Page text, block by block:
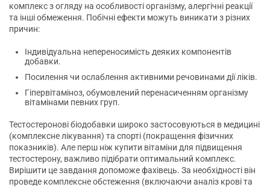
комплекс з огляду на особливості організму, алергічні реакції
та інші обмеження. Побічні ефекти можуть виникати з різних
причин:
Індивідуальна непереносимість деяких компонентів
добавки.
Посилення чи ослаблення активними речовинами дії ліків.
Гіпервітаміноз, обумовлений перенасиченням організму
вітамінами певних груп.
Тестостеронові біодобавки широко застосовуються в медицині
(комплексне лікування) та спорті (покращення фізичних
показників). Але перш ніж купити вітаміни для підвищення
тестостерону, важливо підібрати оптимальний комплекс.
Вирішити це завдання допоможе фахівець. За необхідності він
проведе комплексне обстеження (включаючи аналіз крові та